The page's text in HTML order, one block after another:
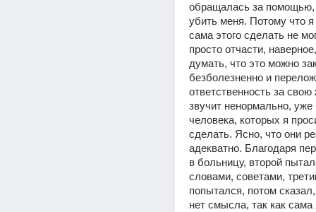
обращалась за помощью,
убить меня. Потому что
сама этого сделать не
просто отчасти,
думать, что это можно
безболезненно и
ответственность за
звучит ненормально,
человека, которых я
сделать. Ясно, что они
адекватно. Благодаря
в больницу, второй
словами, советами,
попытался, потом
нет смысла, так как сама